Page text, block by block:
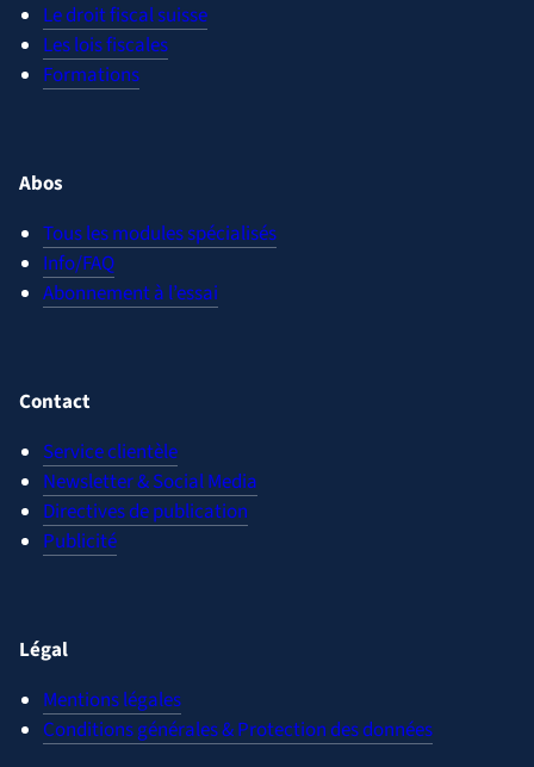
Le droit fiscal suisse
Les lois fiscales
Formations
Abos
Tous les modules spécialisés
Info/FAQ
Abonnement à l’essai
Contact
Service clientèle
Newsletter & Social Media
Directives de publication
Publicité
Légal
Mentions légales
Conditions générales & Protection des données